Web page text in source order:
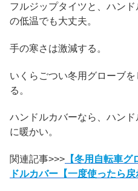
フルジップタイツと、ハン
の低温でも大丈夫。
手の寒さは激減する。
いくらごつい冬用グローブ
る。
ハンドルカバーなら、ハン
に暖かい。
関連記事>>> 【冬用自転車
ドルカバー【一度使ったら戻